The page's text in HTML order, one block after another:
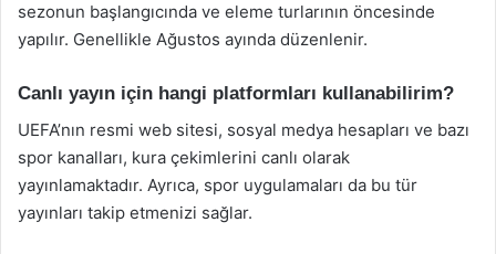
sezonun başlangıcında ve eleme turlarının öncesinde
yapılır. Genellikle Ağustos ayında düzenlenir.
Canlı yayın için hangi platformları kullanabilirim?
UEFA’nın resmi web sitesi, sosyal medya hesapları ve bazı
spor kanalları, kura çekimlerini canlı olarak
yayınlamaktadır. Ayrıca, spor uygulamaları da bu tür
yayınları takip etmenizi sağlar.